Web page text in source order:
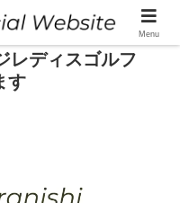
レディスゴルフ
す
Menu